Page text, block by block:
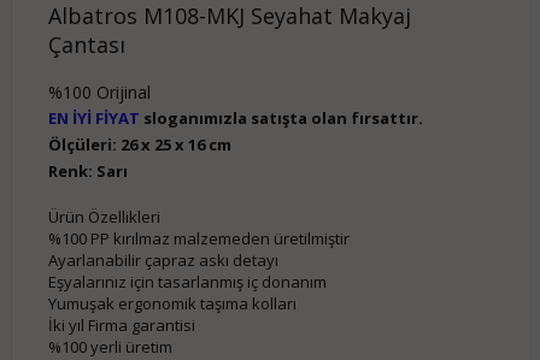
Albatros M108-MKJ Seyahat Makyaj
Çantası
%100 Orijinal
EN İYİ FİYAT sloganımızla satışta olan fırsattır.
Ölçüleri: 26 x 25 x 16 cm
Renk: Sarı
Ürün Özellikleri
%100 PP kırılmaz malzemeden üretilmiştir
Ayarlanabilir çapraz askı detayı
Eşyalarınız için tasarlanmış iç donanım
Yumuşak ergonomik taşıma kolları
İki yıl Firma garantisi
%100 yerli üretim